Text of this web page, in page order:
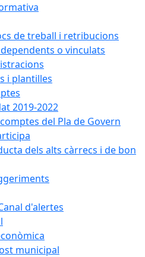
de treball i retribucions
o vinculats
i plantilles
2019-2022
del Pla de Govern
dels alts càrrecs i de bon
d'alertes
municipal